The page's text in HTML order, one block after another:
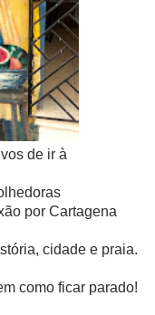
de ir à
por Cartagena
cidade e praia.
como ficar parado!